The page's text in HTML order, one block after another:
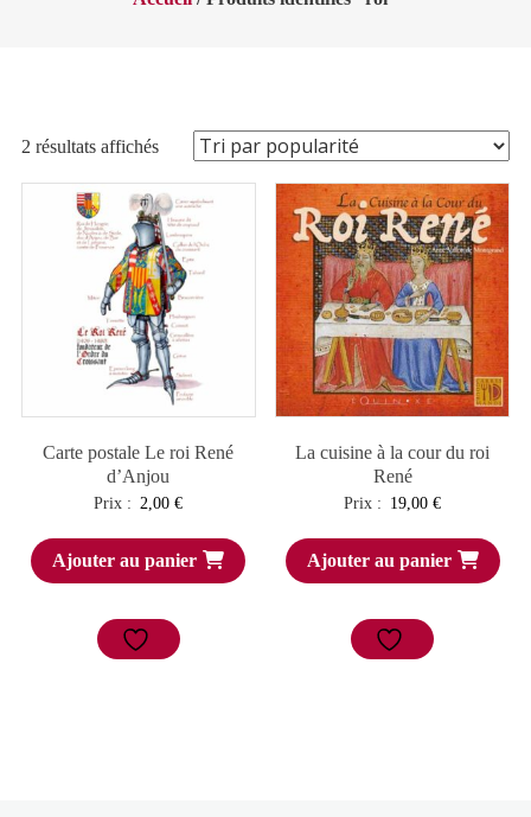
2 résultats affichésTrié
par
popularité
Carte postale Le roi René
d’Anjou
Prix : 2,00€
Ajouter au panier
La cuisine à la cour du roi
René
Prix : 19,00€
Ajouter au panier